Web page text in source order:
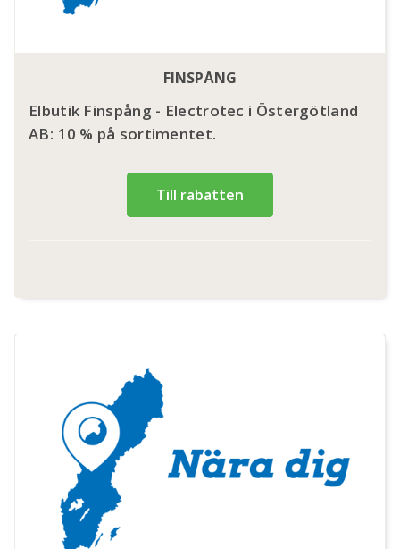
FINSPÅNG
Elbutik Finspång - Electrotec i Östergötland
AB: 10 % på sortimentet.
Till rabatten